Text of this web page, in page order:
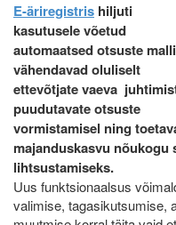
E-äriregistris hiljuti
kasutusele võetud
automaatsed otsuste
vähendavad oluliselt
ettevõtjate vaeva
puudutavate otsuste
vormistamisel ning
majanduskasvu nõukogu
lihtsustamiseks.
Uus funktsionaalsus
valimise, tagasikutsumise,